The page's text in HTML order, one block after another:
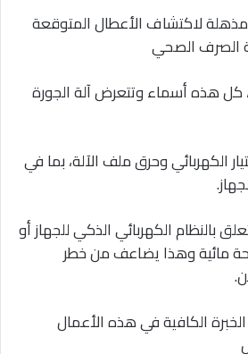
لاكتشاف الأعطال المتوقعة
الصرف الصحي
كل هذه أسماء وتتعرض آلة الجورة
الكهربائي وحرق ملف الآلة، بما في
بالنظام الكهربائي الذكي للجهاز أو
مائية وهذا يضاعف من خطر
الكافية في هذه الأعمال